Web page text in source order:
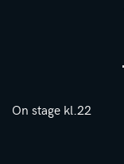
On stage kl.22